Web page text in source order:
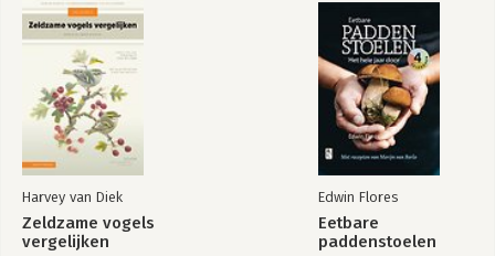
Harvey van Diek
Zeldzame vogels
vergelijken
Edwin Flores
Eetbare
paddenstoelen